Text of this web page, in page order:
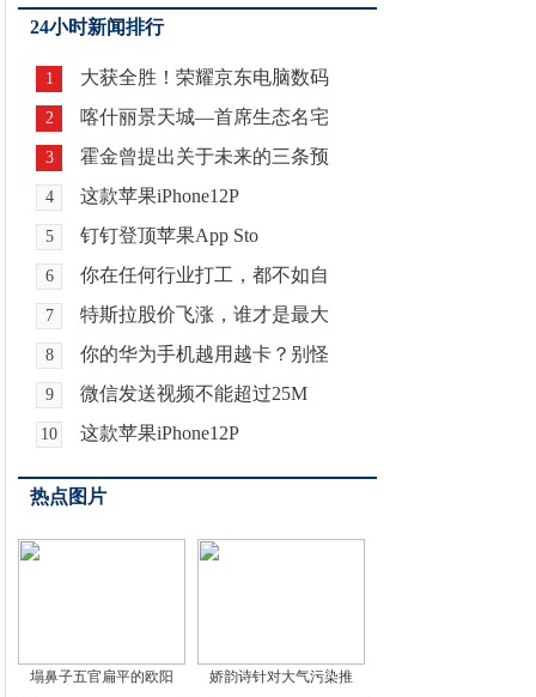
24小时新闻排行
1 大获全胜！荣耀京东电脑数码
2 喀什丽景天城—首席生态名宅
3 霍金曾提出关于未来的三条预
4 这款苹果iPhone12P
5 钉钉登顶苹果App Sto
6 你在任何行业打工，都不如自
7 特斯拉股价飞涨，谁才是最大
8 你的华为手机越用越卡？别怪
9 微信发送视频不能超过25M
10 这款苹果iPhone12P
热点图片
塌鼻子五官扁平的欧阳 娇韵诗针对大气污染推